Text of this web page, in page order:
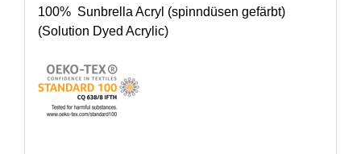
100% Sunbrella Acryl (spinndüsen gefärbt)
(Solution Dyed Acrylic)